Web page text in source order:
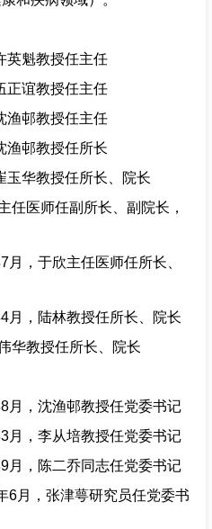
英魁教授任主任
正谊教授任主任
渔邨教授任主任
渔邨教授任所长
玉华教授任所长、院长
任医师任副所长、副院长，
，于欣主任医师任所长、
月，陆林教授任所长、院长
华教授任所长、院长
月，沈渔邨教授任党委书记
月，李从培教授任党委书记
月，陈二乔同志任党委书记
6月，张津萼研究员任党委书